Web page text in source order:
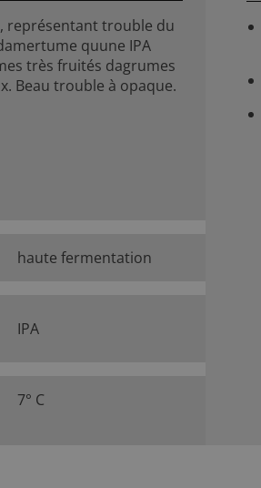
représentant trouble du
quune IPA
très fruités dagrumes
Beau trouble à opaque.
haute fermentation
IPA
7° C